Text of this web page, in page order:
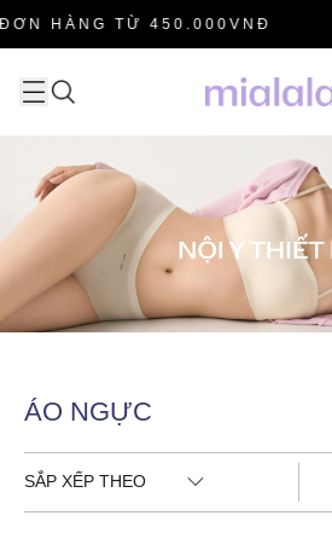
HÀNG TỪ 450.000VNĐ
ÁO NGỰC
SẮP XẾP THEO